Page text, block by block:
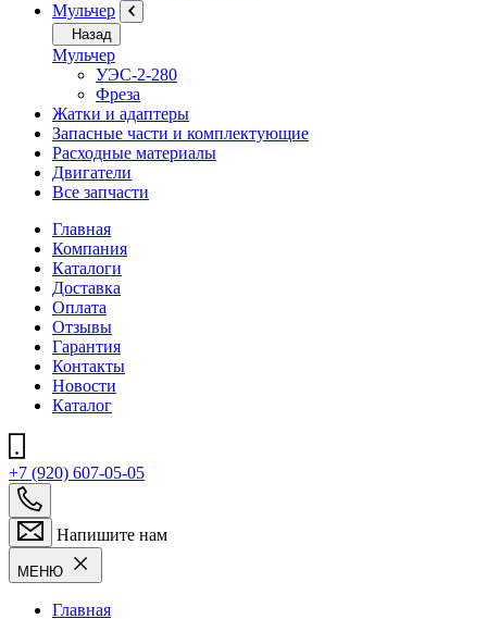
Мульчер
Назад
Мульчер
УЭС-2-280
Фреза
Жатки и адаптеры
Запасные части и комплектующие
Расходные материалы
Двигатели
Все запчасти
Главная
Компания
Каталоги
Доставка
Оплата
Отзывы
Гарантия
Контакты
Новости
Каталог
+7 (920) 607-05-05
Напишите нам
МЕНЮ
Главная